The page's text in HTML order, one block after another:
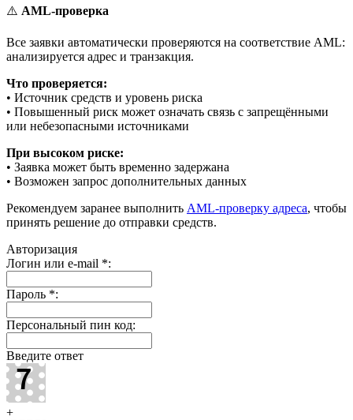
⚠️ AML-проверка
Все заявки автоматически проверяются на соответствие AML:
анализируется адрес и транзакция.
Что проверяется:
• Источник средств и уровень риска
• Повышенный риск может означать связь с запрещёнными
или небезопасными источниками
При высоком риске:
• Заявка может быть временно задержана
• Возможен запрос дополнительных данных
Рекомендуем заранее выполнить AML-проверку адреса, чтобы
принять решение до отправки средств.
Авторизация
Логин или e-mail *:
Пароль *:
Персональный пин код:
Введите ответ
+